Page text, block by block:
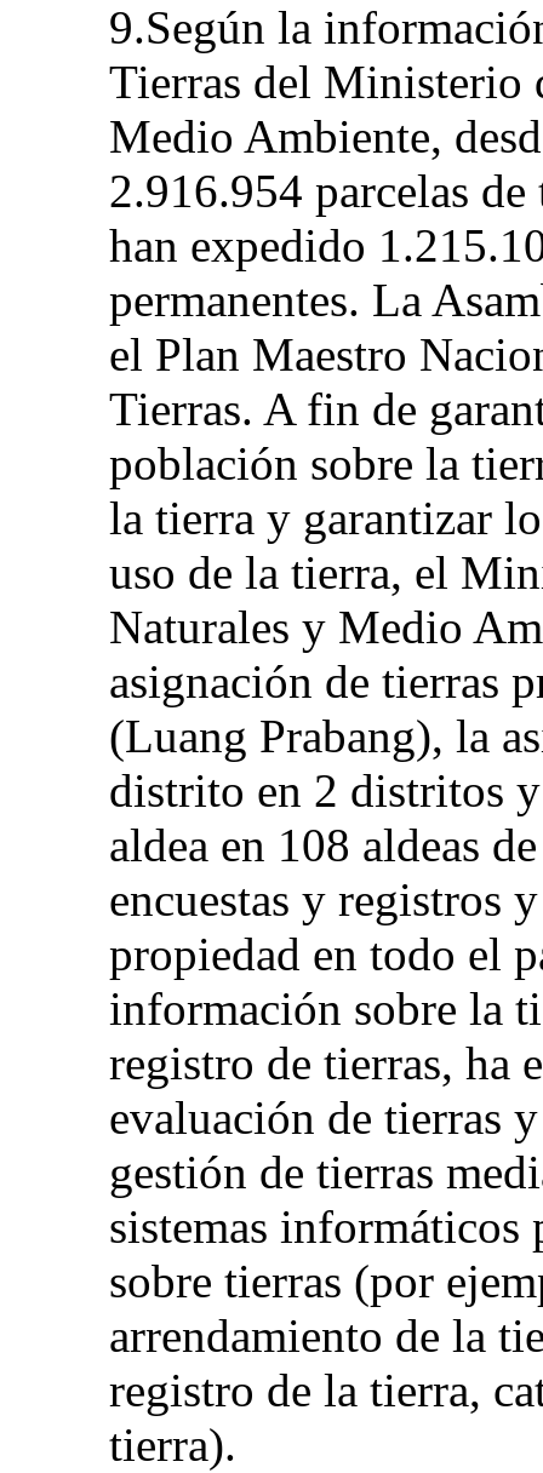
9.Según la
Tierras del Ministerio
Medio Ambiente,
2.916.954 parcelas
han expedido
permanentes. La
el Plan Maestro
Tierras. A fin de
población sobre la
la tierra y garantizar
uso de la tierra, el
Naturales y Medio
asignación de tierras
(Luang Prabang), la
distrito en 2 distritos
aldea en 108 aldeas
encuestas y registros
propiedad en todo el
información sobre la
registro de tierras, ha
evaluación de tierras
gestión de tierras
sistemas informáticos
sobre tierras (por
arrendamiento de la
registro de la tierra,
tierra).